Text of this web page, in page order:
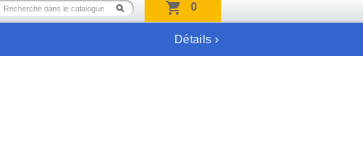
0
Détails ›